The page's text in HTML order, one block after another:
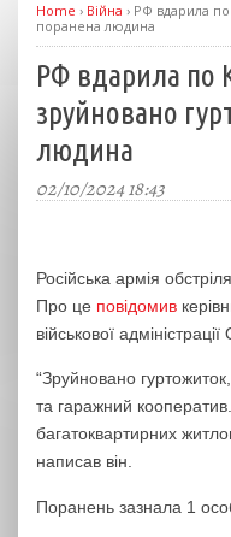
Home › Війна › РФ вдарила
поранена людина
РФ вдарила по
зруйновано
людина
02/10/2024 18:43
Російська армія
Про це повідомив
військової
“Зруйновано
та гаражний
багатоквартирних
написав він.
Поранень зазнала 1